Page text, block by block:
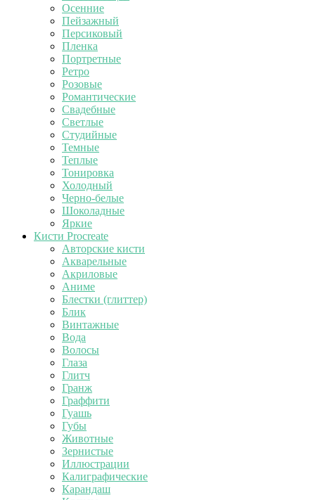
Осенние
Пейзажный
Персиковый
Пленка
Портретные
Ретро
Розовые
Романтические
Свадебные
Светлые
Студийные
Темные
Теплые
Тонировка
Холодный
Черно-белые
Шоколадные
Яркие
Кисти Procreate
Авторские кисти
Акварельные
Акриловые
Аниме
Блестки (глиттер)
Блик
Винтажные
Вода
Волосы
Глаза
Глитч
Гранж
Граффити
Гуашь
Губы
Животные
Зернистые
Иллюстрации
Калиграфические
Карандаш